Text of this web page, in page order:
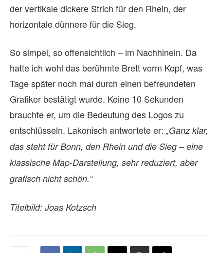
der vertikale dickere Strich für den Rhein, der
horizontale dünnere für die Sieg.
So simpel, so offensichtlich – im Nachhinein. Da
hatte ich wohl das berühmte Brett vorm Kopf, was
Tage später noch mal durch einen befreundeten
Grafiker bestätigt wurde. Keine 10 Sekunden
brauchte er, um die Bedeutung des Logos zu
entschlüsseln. Lakonisch antwortete er: „Ganz klar,
das steht für Bonn, den Rhein und die Sieg – eine
klassische Map-Darstellung, sehr reduziert, aber
grafisch nicht schön.“
Titelbild: Joas Kotzsch